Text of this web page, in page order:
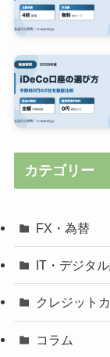
カテゴリー
FX・為替
IT・デジタ
クレジット
コラム